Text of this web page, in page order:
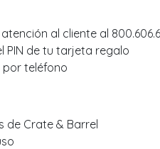
al cliente al
PIN de tu tarjeta regalo
teléfono
de Crate & Barrel